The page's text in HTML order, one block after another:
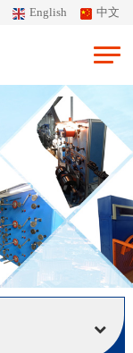
English 中文